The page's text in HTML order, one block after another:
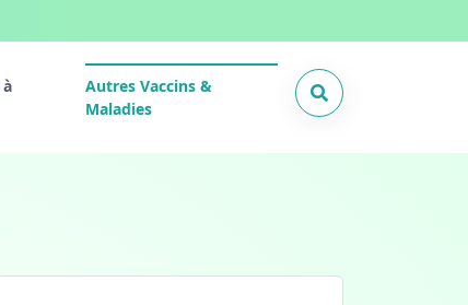
Autres Vaccins &
Maladies